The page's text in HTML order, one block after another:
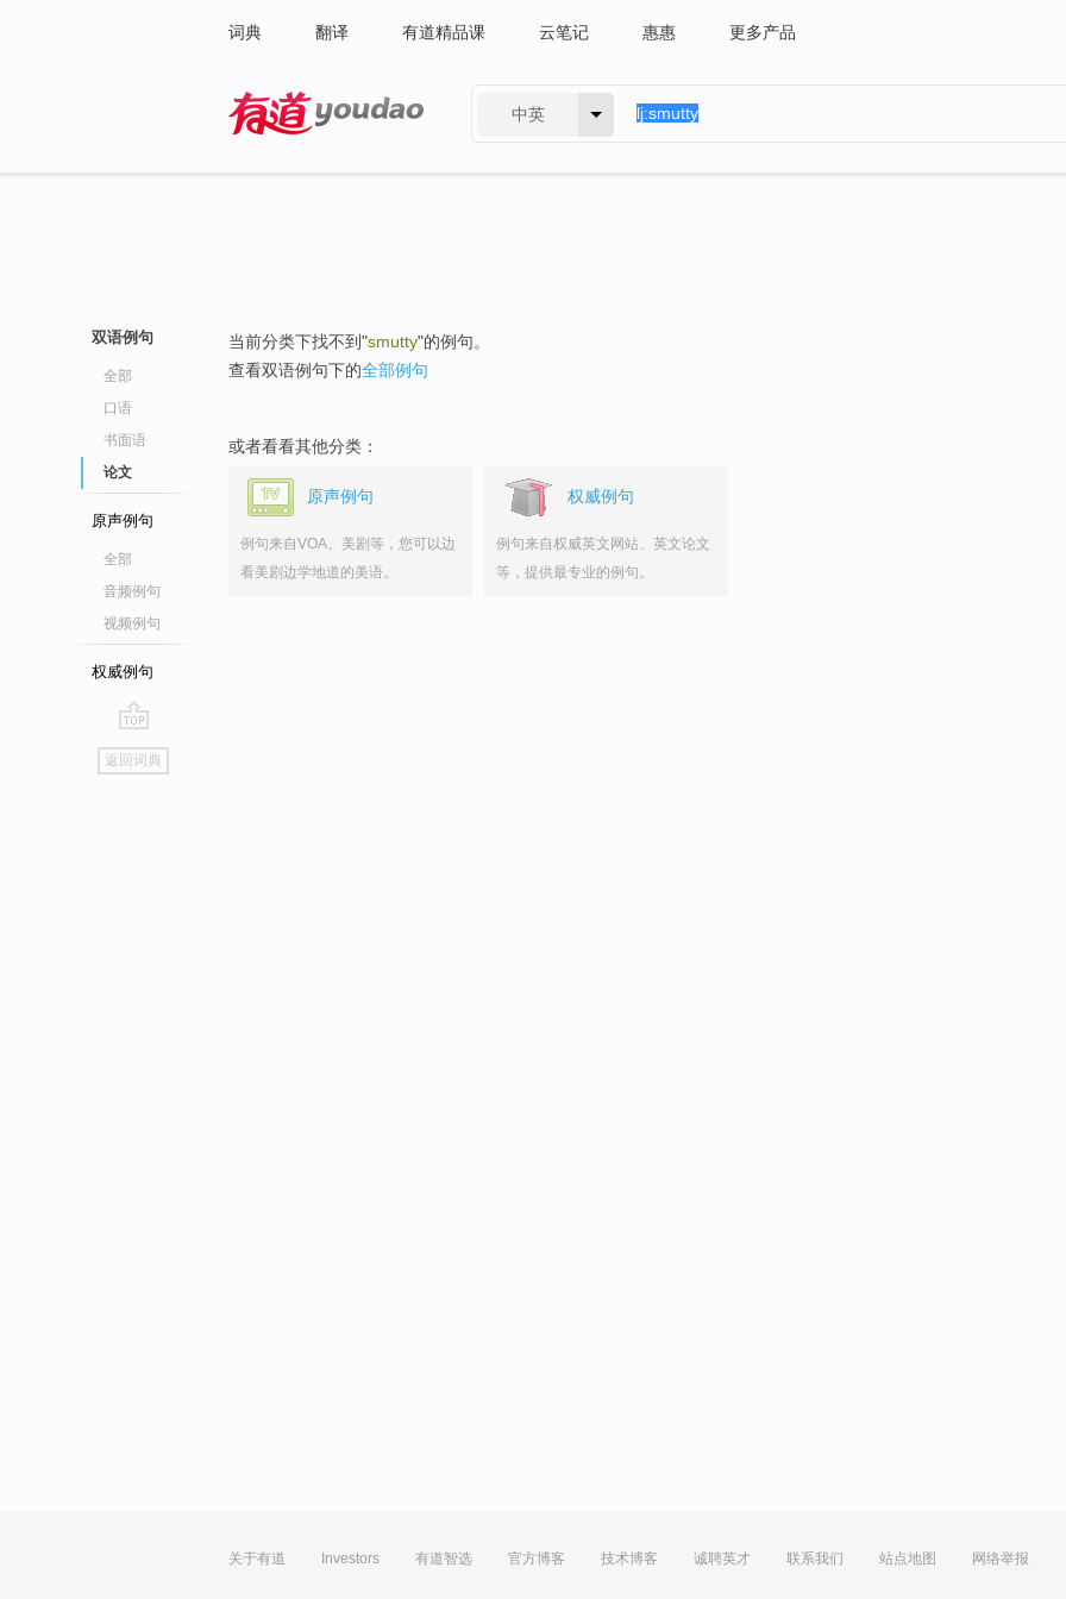
词典 翻译 有道精品课 云笔记 惠惠 更多产品
中英
双语例句
全部
口语
书面语
论文
原声例句
全部
音频例句
视频例句
权威例句
go
top
返回词典
当前分类下找不到"smutty"的例句。
查看双语例句下的全部例句
或者看看其他分类：
原声例句
例句来自VOA、美剧等，您可以边
看美剧边学地道的美语。
权威例句
例句来自权威英文网站、英文论文
等，提供最专业的例句。
关于有道 Investors 有道智选 官方博客 技术博客 诚聘英才 联系我们 站点地图 网络举报